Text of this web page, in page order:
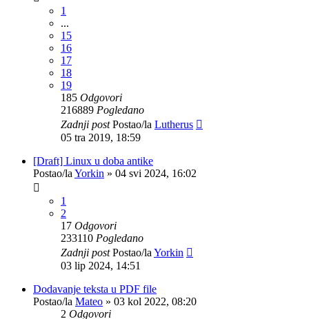
1
...
15
16
17
18
19
185 Odgovori
216889 Pogledano
Zadnji postPostao/la Lutherus
05 tra 2019, 18:59
[Draft] Linux u doba antike
Postao/la Yorkin » 04 svi 2024, 16:02
1
2
17 Odgovori
233110 Pogledano
Zadnji postPostao/la Yorkin
03 lip 2024, 14:51
Dodavanje teksta u PDF file
Postao/la Mateo » 03 kol 2022, 08:20
2 Odgovori